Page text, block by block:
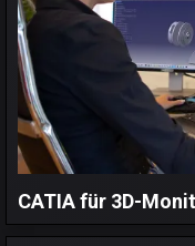
CATIA für 3D-